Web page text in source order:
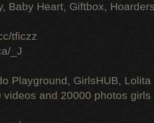
Baby Heart, Giftbox,
tficzz
_J
Playground, GirlsHUB, Lolita
videos and 20000 photos